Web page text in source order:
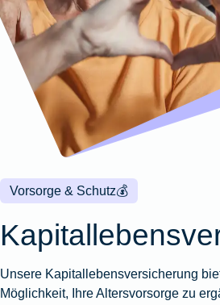
Wohnungsschutzbrief
Zur
Produktübersicht
Gewässerschadenhaftpflicht
Zur
Produktübersicht
Zur
Produktübersicht
Reisehaftpflichtversicherung
Reiserücktrittsversicherung
Zur
Produktübersicht
Zur
Produktübersicht
Zur
Produktübersicht
Zur
Produktübersicht
Montageversicherung
Zur
Produktübersicht
Gruppenunfall für
Betriebe
Gruppenunfall für
Vereine
Produktübersicht
Kunstversicherung
Ausstellungsversicherung
Valorenversicherung
Zur
💰
Vorsorge & Schutz
Unsere Kapitallebensversicherung
Möglichkeit, Ihre Altersvorsorge zu